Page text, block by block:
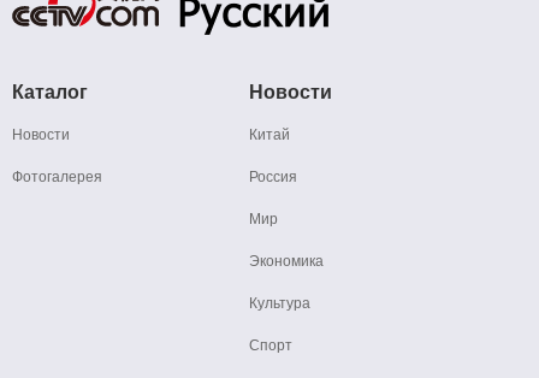
Каталог
Новости
Фотогалерея
Новости
Китай
Россия
Мир
Экономика
Культура
Спорт